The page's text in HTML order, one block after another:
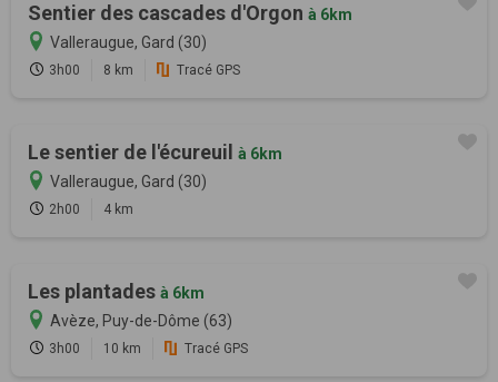
Sentier des cascades d'Orgon à 6km
Valleraugue, Gard (30)
3h00 8 km Tracé GPS
Le sentier de l'écureuil
à 6km
Valleraugue, Gard (30)
2h00 4 km
Les plantades à 6km
Avèze, Puy-de-Dôme (63)
3h00 10 km Tracé GPS